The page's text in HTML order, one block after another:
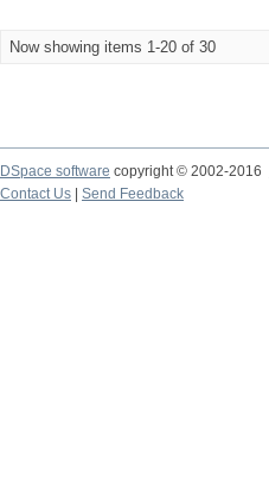
Now showing items 1-20 of 30
DSpace software copyright © 2002-2016
Contact Us
Send Feedback